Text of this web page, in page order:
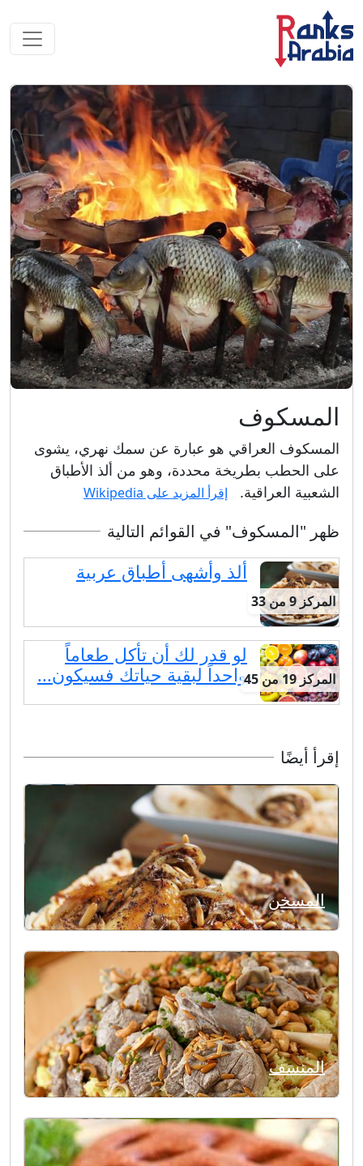
المسكوف
المسكوف العراقي هو عبارة عن سمك نهري، يشوى
على الحطب بطريخة محددة، وهو من ألذ الأطباق
الشعبية العراقية.
إقرأ المزيد على Wikipedia
ظهر "المسكوف" في القوائم التالية
المركز 9 من 33
ألذ وأشهى أطباق عربية
المركز 19 من 45
لو قدر لك أن تأكل طعاماً
واحداً لبقية حياتك فسيكون...
إقرأ أيضًا
المسخن
المنسف